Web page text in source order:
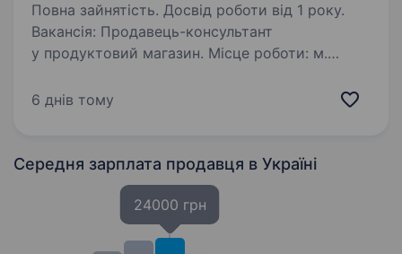
Повна зайнятість. Досвід роботи від 1 року.
Вакансія: Продавець-консультант
у продуктовий магазин. Місце роботи: м.
Вечірня розвозка Обов’язки: Консультування
6 днів тому
Середня зарплата продавця в Україні
24000 грн